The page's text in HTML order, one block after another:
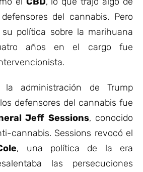
del cannabis. Pero
política sobre la marihuana
años en el cargo fue
administración de Trump
defensores del cannabis fue
Jeff Sessions, conocido
cannabis. Sessions revocó el
, una política de la era
las persecuciones